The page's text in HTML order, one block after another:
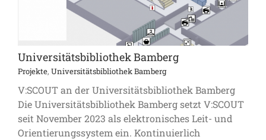
Universitätsbibliothek Bamberg
Projekte, Universitätsbibliothek Bamberg
V:SCOUT an der Universitätsbibliothek Bamberg
Die Universitätsbibliothek Bamberg setzt V:SCOUT
seit November 2023 als elektronisches Leit- und
Orientierungssystem ein. Kontinuierlich